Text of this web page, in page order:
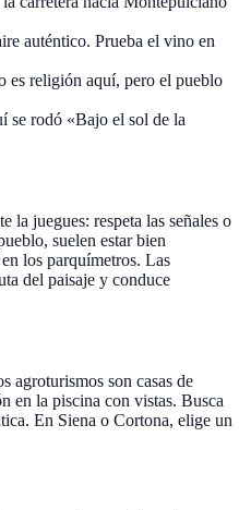
auténtico. Prueba el vino en
es religión aquí, pero el pueblo
se rodó «Bajo el sol de la
juegues: respeta las señales o
suelen estar bien
los parquímetros. Las
del paisaje y conduce
agroturismos son casas de
en la piscina con vistas. Busca
En Siena o Cortona, elige un